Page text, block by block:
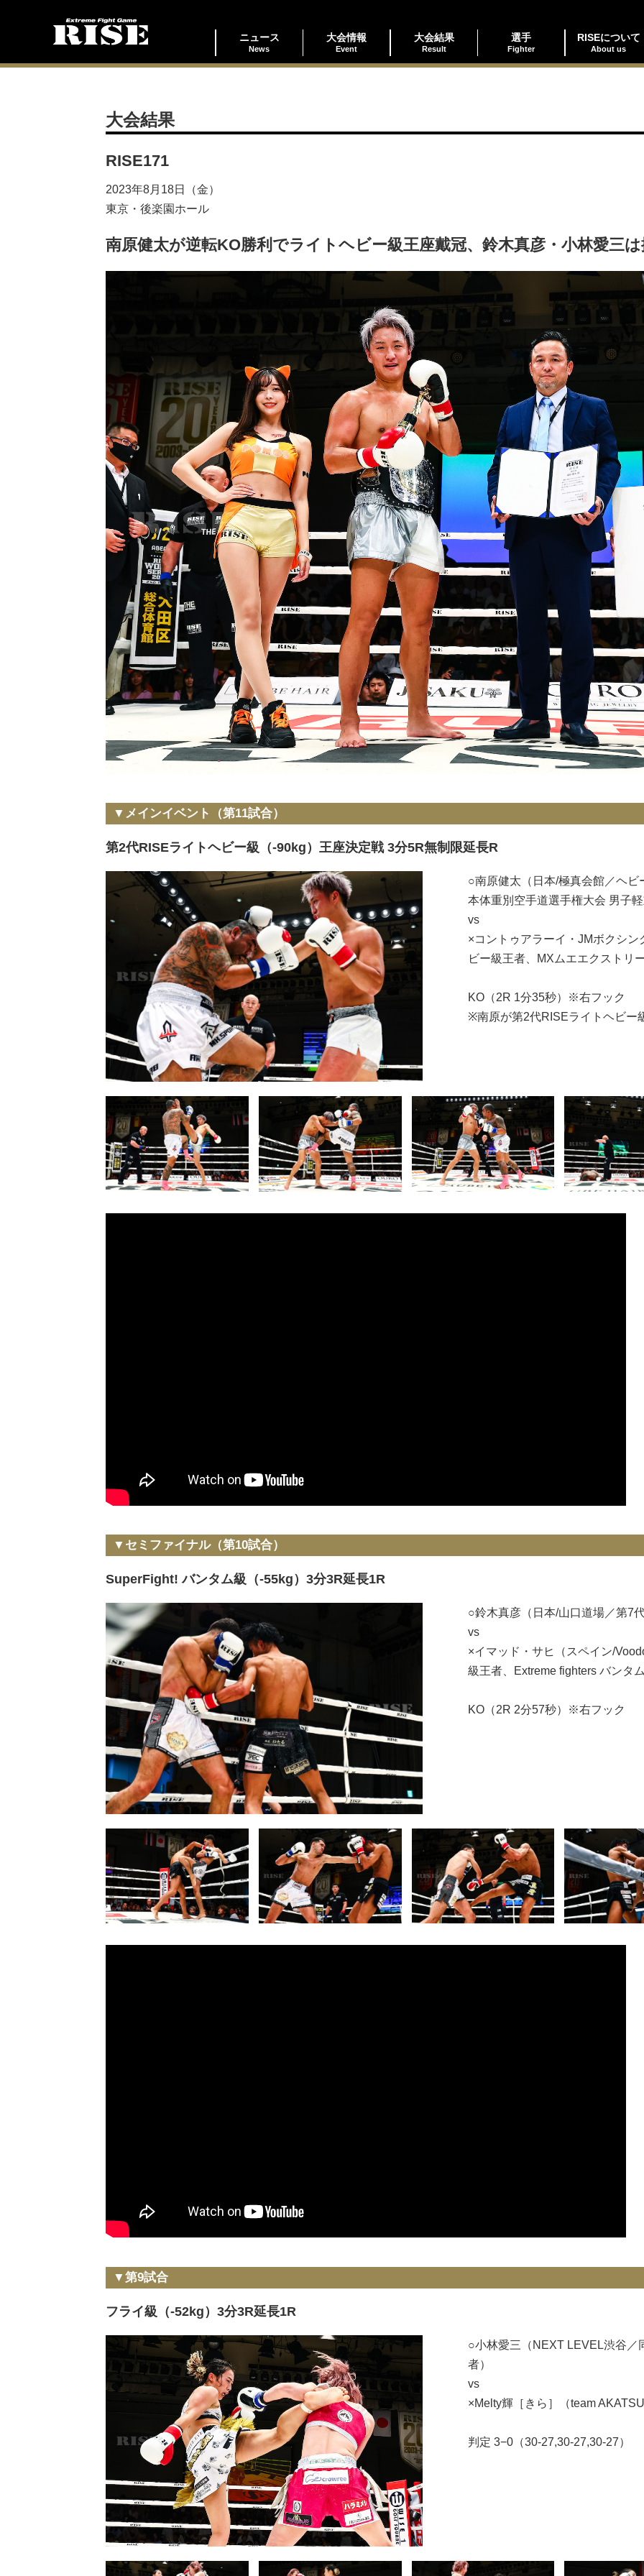
ニュース
News
大会情報
Event
大会結果
Result
選手
Fighter
RISEについて
About us
大会結果
RISE171
2023年8月18日（金）
東京・後楽園ホール
南原健太が逆転KO勝利でライトヘビー級王座戴冠、鈴木真彦・小林愛三
▼メインイベント（第11試合）
第2代RISEライトヘビー級（-90kg）王座決定戦 3分5R無制限延長R
○南原健太（日本/極真会館／ヘ
本体重別空手道選手権大会 男子
vs
×コントゥアラーイ・JMボクシ
ビー級王者、MXムエエクストリ
KO（2R 1分35秒）※右フック
※南原が第2代RISEライトヘビー
▼セミファイナル（第10試合）
SuperFight! バンタム級（-55kg）3分3R延長1R
○鈴木真彦（日本/山口道場／第7
vs
×イマッド・サヒ（スペイン/
級王者、Extreme fighters バンタ
KO（2R 2分57秒）※右フック
▼第9試合
フライ級（-52kg）3分3R延長1R
○小林愛三（NEXT LEVEL渋谷／
者）
vs
×Melty輝［きら］（team
判定 3−0（30-27,30-27,30-27）